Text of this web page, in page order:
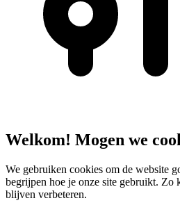
Welkom! Mogen we
We gebruiken cookies om de website
begrijpen hoe je onze site gebruikt. Zo
blijven verbeteren.